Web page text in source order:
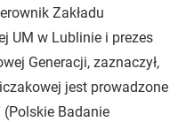
Zakładu
UM w Lublinie i prezes
Generacji, zaznaczył,
jest prowadzone
(Polskie Badanie